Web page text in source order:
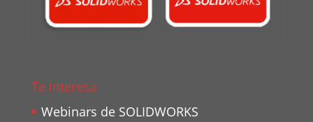
Te interesa
Webinars de SOLIDWORKS